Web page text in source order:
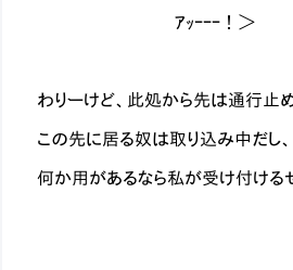
ｱｯｰｰｰ！＞
わりーけど、此処から
この先に居る奴は取り込み中だし、
何か用があるなら私が
／<ヽ＼! {::》
<///∧｀ i^Yﾄﾐ